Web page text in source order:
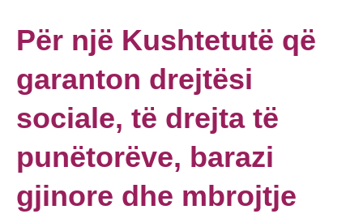
Për një Kushtetutë që
garanton drejtësi
sociale, të drejta të
punëtorëve, barazi
gjinore dhe mbrojtje